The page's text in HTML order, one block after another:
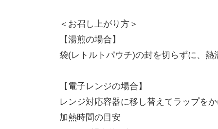
＜お召し上がり方＞
【湯煎の場合】
袋(レトルトパウチ)の封を切らずに、
【電子レンジの場合】
レンジ対応容器に移し替えてラップを
加熱時間の目安